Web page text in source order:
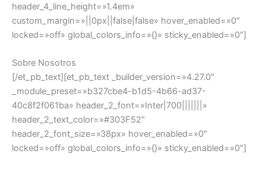
header_4_line_height=»1.4em»
custom_margin=»||0px||false|false» hover_enabled=»0″
locked=»off» global_colors_info=»{}» sticky_enabled=»0″]
Sobre Nosotros
[/et_pb_text][et_pb_text _builder_version=»4.27.0″
_module_preset=»b327cbe4-b1d5-4b66-ad37-
40c8f2f061ba» header_2_font=»Inter|700|||||||»
header_2_text_color=»#303F52″
header_2_font_size=»38px» hover_enabled=»0″
locked=»off» global_colors_info=»{}» sticky_enabled=»0″]